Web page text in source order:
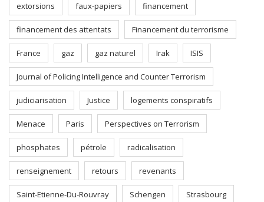
extorsions faux-papiers financement
financement des attentats Financement du terrorisme
France gaz gaz naturel Irak ISIS
Journal of Policing Intelligence and Counter Terrorism
judiciarisation Justice logements conspiratifs
Menace Paris Perspectives on Terrorism
phosphates pétrole radicalisation
renseignement retours revenants
Saint-Etienne-Du-Rouvray Schengen Strasbourg